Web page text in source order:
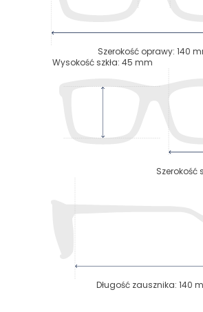
Szerokość oprawy: 140
Wysokość szkła: 45 mm
Szerokość
Długość zausznika: 140